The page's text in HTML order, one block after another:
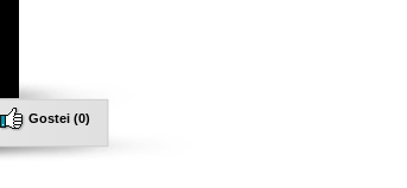
Gostei (0)